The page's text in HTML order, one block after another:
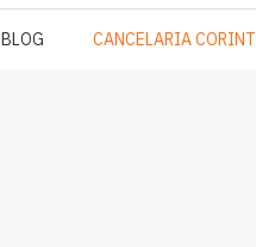
BLOG CANCELARIA CORINT